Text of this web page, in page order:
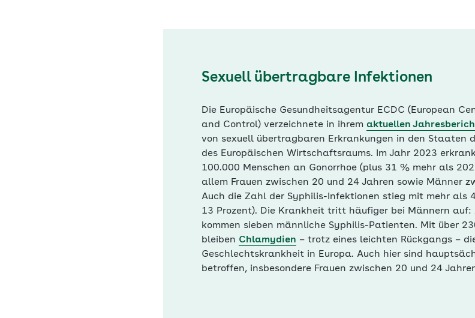
Sexuell übertragbare Infektionen
Die Europäische Gesundheitsagentur ECDC (European
and Control) verzeichnete in ihrem aktuellen
von sexuell übertragbaren Erkrankungen in den Staaten
des Europäischen Wirtschaftsraums. Im Jahr 2023
100.000 Menschen an Gonorrhoe (plus 31 % mehr als
allem Frauen zwischen 20 und 24 Jahren sowie Männer
Auch die Zahl der Syphilis-Infektionen stieg mit mehr als
13 Prozent). Die Krankheit tritt häufiger bei Männern auf:
kommen sieben männliche Syphilis-Patienten. Mit über
bleiben Chlamydien – trotz eines leichten Rückgangs –
Geschlechtskrankheit in Europa. Auch hier sind
betroffen, insbesondere Frauen zwischen 20 und 24